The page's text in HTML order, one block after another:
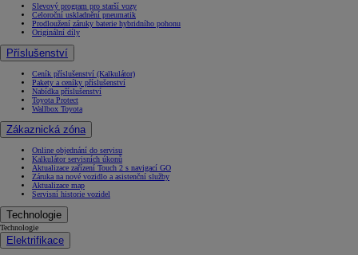
Slevový program pro starší vozy
Celoroční uskladnění pneumatik
Prodloužení záruky baterie hybridního pohonu
Originální díly
Příslušenství
Ceník příslušenství (Kalkulátor)
Pakety a ceníky příslušenství
Nabídka příslušenství
Toyota Protect
Wallbox Toyota
Zákaznická zóna
Online objednání do servisu
Kalkulátor servisních úkonů
Aktualizace zařízení Touch 2 s navigací GO
Záruka na nové vozidlo a asistenční služby
Aktualizace map
Servisní historie vozidel
Technologie
Technologie
Elektrifikace